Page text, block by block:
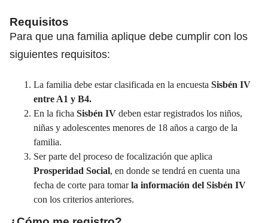
Requisitos
Para que una familia aplique debe cumplir con los
siguientes requisitos:
La familia debe estar clasificada en la encuesta Sisbén IV
entre A1 y B4.
En la ficha Sisbén IV deben estar registrados los niños,
niñas y adolescentes menores de 18 años a cargo de la
familia.
Ser parte del proceso de focalización que aplica
Prosperidad Social, en donde se tendrá en cuenta una
fecha de corte para tomarla información del Sisbén IV
con los criterios anteriores.